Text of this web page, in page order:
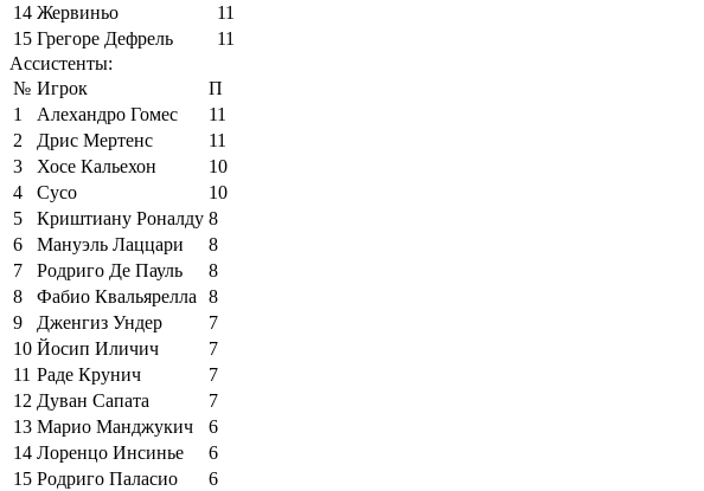
14 Жервиньо
11
15 Грегоре Дефрель
11
Ассистенты:
№ Игрок
П
1
Алехандро Гомес
11
2
Дрис Мертенс
11
3
Хосе Кальехон
10
4
Сусо
10
5
Криштиану Роналду 8
6
Мануэль Лаццари
8
7
Родриго Де Пауль
8
8
Фабио Квальярелла
8
9
Дженгиз Ундер
7
10 Йосип Иличич
7
11 Раде Крунич
7
12 Дуван Сапата
7
13 Марио Манджукич
6
14 Лоренцо Инсинье
6
15 Родриго Паласио
6